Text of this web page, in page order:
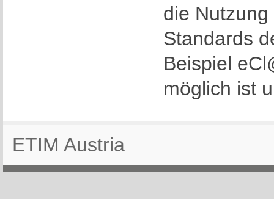
die
Standards
Beispiel
möglich ist
ETIM Austria